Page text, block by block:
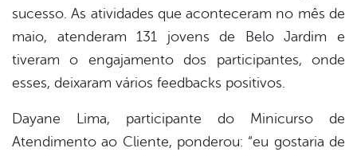
sucesso. As atividades que aconteceram no mês de
maio, atenderam 131 jovens de Belo Jardim e
tiveram o engajamento dos participantes, onde
esses, deixaram vários feedbacks positivos.
Dayane Lima, participante do Minicurso de
Atendimento ao Cliente, ponderou: “eu gostaria de